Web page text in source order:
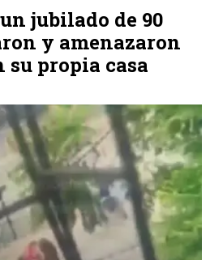
jubilado de 90
y amenazaron
su propia casa